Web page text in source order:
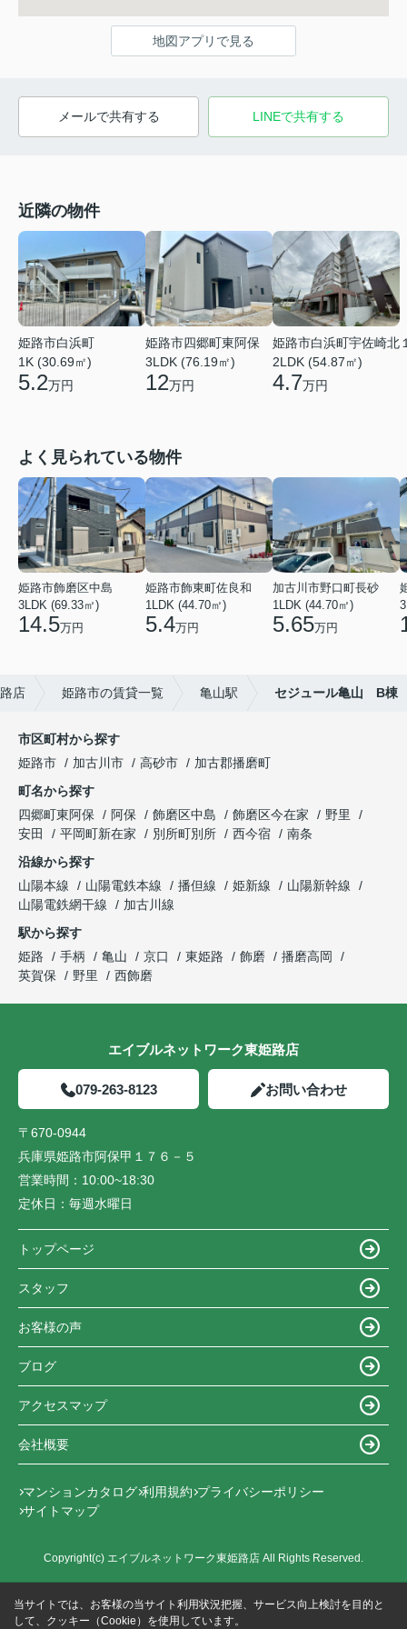
地図アプリで見る
メールで共有する LINEで共有する
近隣の物件
姫路市白浜町
1K (30.69㎡)
5.2万円
姫路市四郷町東阿保
3LDK (76.19㎡)
12万円
姫路市白浜町宇佐崎北
2LDK (54.87㎡)
4.7万円
よく見られている物件
姫路市飾磨区中島
3LDK (69.33㎡)
14.5万円
姫路市飾東町佐良和
1LDK (44.70㎡)
5.4万円
加古川市野口町長砂
1LDK (44.70㎡)
5.65万円
店 姫路市の賃貸一覧 亀山駅 セジュール亀山 B棟
市区町村から探す
姫路市
加古川市 高砂市
加古郡播磨町
町名から探す
四郷町東阿保
阿保 飾磨区中島 飾磨区今在家
野里
安田
平岡町新在家 別所町別所 西今宿
南条
沿線から探す
山陽本線
山陽電鉄本線 播但線 姫新線
山陽新幹線
山陽電鉄網干線
加古川線
駅から探す
姫路
手柄 亀山 京口 東姫路 飾磨
播磨高岡
英賀保
野里 西飾磨
エイブルネットワーク東姫路店
079-263-8123 お問い合わせ
〒670-0944
兵庫県姫路市阿保甲１７６－５
営業時間： 10:00~18:30
定休日： 毎週水曜日
トップページ
スタッフ
お客様の声
ブログ
アクセスマップ
会社概要
マンションカタログ 利用規約 プライバシーポリシー
サイトマップ
Copyright(c) エイブルネットワーク東姫路店 All Rights Reserved.
当サイトでは、お客様の当サイト利用状況把握、サービス向上検討を目的と
して、クッキー（Cookie）を使用しています。